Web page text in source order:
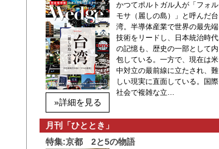
»詳細を見る
かつてポルトガル人が「フォル
モサ（麗しの島）」と呼んだ台
湾。半導体産業で世界の最先端
技術をリードし、日本統治時代
の記憶も、歴史の一部として内
包している。一方で、現在は米
中対立の最前線に立たされ、難
しい現実に直面している。国際
社会で複雑な立…
月刊「ひととき」
特集:京都 2と5の物語